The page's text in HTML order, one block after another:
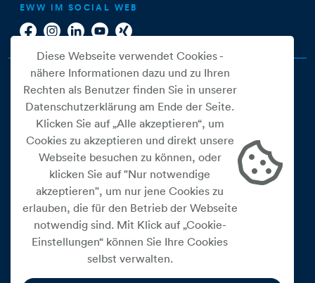
EWW IM SOCIAL WEB
Cookie Einstellungen
Datenschutz
Impressum
Widerrufsbelehrung
Medienfreiheitsgesetz
Diese Webseite verwendet Cookies -
nähere Informationen dazu und zu Ihren
Rechten als Benutzer finden Sie in unserer
Datenschutzerklärung am Ende der Seite.
Klicken Sie auf „Alle akzeptieren“, um
Cookies zu akzeptieren und direkt unsere
Webseite besuchen zu können, oder
klicken Sie auf "Nur notwendige
akzeptieren", um nur jene Cookies zu
erlauben, die für den Betrieb der Webseite
notwendig sind. Mit Klick auf „Cookie-
Einstellungen“ können Sie Ihre Cookies
selbst verwalten.